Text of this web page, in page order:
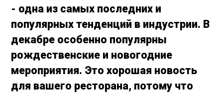
- одна из самых последних и
популярных тенденций в индустрии. В
декабре особенно популярны
рождественские и новогодние
мероприятия. Это хорошая новость
для вашего ресторана, потому что